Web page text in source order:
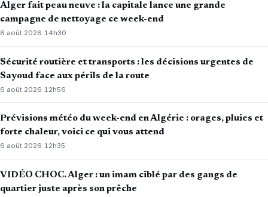
Alger fait peau neuve : la capitale lance une grande
campagne de nettoyage ce week-end
6 août 2026·14h30
Sécurité routière et transports : les décisions urgentes de
Sayoud face aux périls de la route
6 août 2026· 12h56
Prévisions météo du week-end en Algérie : orages, pluies et
forte chaleur, voici ce qui vous attend
6 août 2026·12h35
VIDÉO CHOC. Alger : un imam ciblé par des gangs de
quartier juste après son prêche